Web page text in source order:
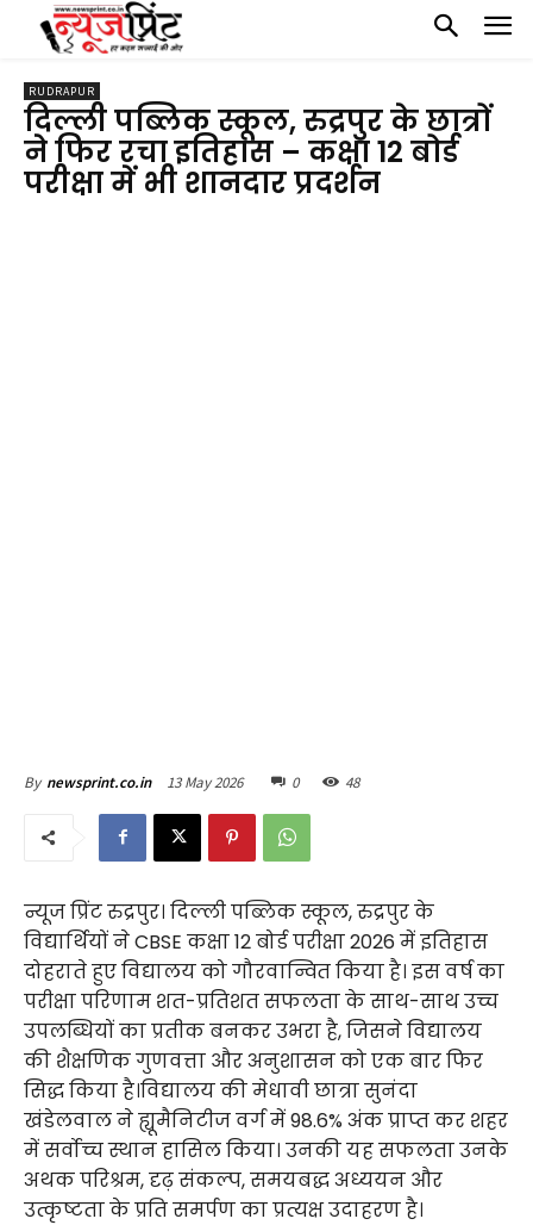
RUDRAPUR
दिल्ली पब्लिक स्कूल, रुद्रपुर के छात्रों
ने फिर रचा इतिहास – कक्षा 12 बोर्ड
परीक्षा में भी शानदार प्रदर्शन
By newsprint.co.in 13 May 2026 0 48
न्यूज प्रिंट रुद्रपुर। दिल्ली पब्लिक स्कूल, रुद्रपुर के
विद्यार्थियों ने CBSE कक्षा 12 बोर्ड परीक्षा 2026 में इतिहास
दोहराते हुए विद्यालय को गौरवान्वित किया है। इस वर्ष का
परीक्षा परिणाम शत-प्रतिशत सफलता के साथ-साथ उच्च
उपलब्धियों का प्रतीक बनकर उभरा है, जिसने विद्यालय
की शैक्षणिक गुणवत्ता और अनुशासन को एक बार फिर
सिद्ध किया है।विद्यालय की मेधावी छात्रा सुनंदा
खंडेलवाल ने ह्यूमैनिटीज वर्ग में 98.6% अंक प्राप्त कर शहर
में सर्वोच्च स्थान हासिल किया। उनकी यह सफलता उनके
अथक परिश्रम, दृढ़ संकल्प, समयबद्ध अध्ययन और
उत्कृष्टता के प्रति समर्पण का प्रत्यक्ष उदाहरण है।